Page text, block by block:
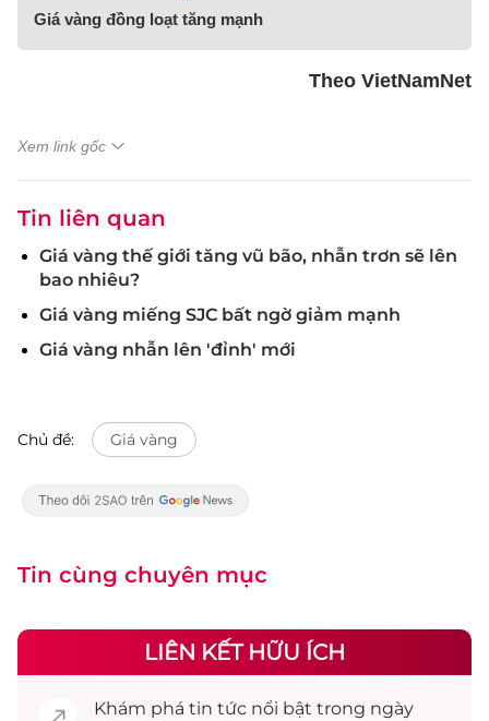
Giá vàng đồng loạt tăng mạnh
Theo VietNamNet
Xem link gốc
Tin liên quan
Giá vàng thế giới tăng vũ bão, nhẫn trơn sẽ lên
bao nhiêu?
Giá vàng miếng SJC bất ngờ giảm mạnh
Giá vàng nhẫn lên 'đỉnh' mới
Chủ đề: Giá vàng
Tin cùng chuyên mục
LIÊN KẾT HỮU ÍCH
Khám phá tin tức nổi bật trong ngày